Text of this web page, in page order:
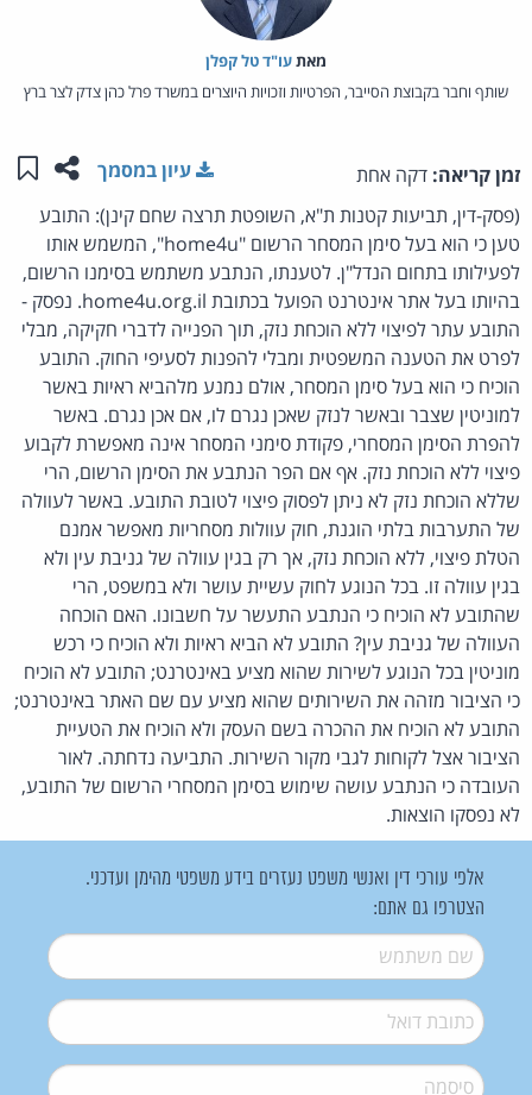
מאת‏עו"ד טל קפלן
שותף וחבר בקבוצת הסייבר, הפרטיות וזכויות היוצרים במשרד פרל כהן צדק לצר ברץ
זמן קריאה: דקה אחת שתפו
עיון במסמך
(פסק-דין, תביעות קטנות ת"א, השופטת תרצה שחם קינן): התובע
טען כי הוא בעל סימן המסחר הרשום "home4u", המשמש אותו
לפעילותו בתחום הנדל"ן. לטענתו, הנתבע משתמש בסימנו הרשום,
בהיותו בעל אתר אינטרנט הפועל בכתובת home4u.org.il. נפסק -
התובע עתר לפיצוי ללא הוכחת נזק, תוך הפנייה לדברי חקיקה, מבלי
לפרט את הטענה המשפטית ומבלי להפנות לסעיפי החוק. התובע
הוכיח כי הוא בעל סימן המסחר, אולם נמנע מלהביא ראיות באשר
למוניטין שצבר ובאשר לנזק שאכן נגרם לו, אם אכן נגרם. באשר
להפרת הסימן המסחרי, פקודת סימני המסחר אינה מאפשרת לקבוע
פיצוי ללא הוכחת נזק. אף אם הפר הנתבע את הסימן הרשום, הרי
שללא הוכחת נזק לא ניתן לפסוק פיצוי לטובת התובע. באשר לעוולה
של התערבות בלתי הוגנת, חוק עוולות מסחריות מאפשר אמנם
הטלת פיצוי, ללא הוכחת נזק, אך רק בגין עוולה של גניבת עין ולא
בגין עוולה זו. בכל הנוגע לחוק עשיית עושר ולא במשפט, הרי
שהתובע לא הוכיח כי הנתבע התעשר על חשבונו. האם הוכחה
העוולה של גניבת עין? התובע לא הביא ראיות ולא הוכיח כי רכש
מוניטין בכל הנוגע לשירות שהוא מציע באינטרנט; התובע לא הוכיח
כי הציבור מזהה את השירותים שהוא מציע עם שם האתר באינטרנט;
התובע לא הוכיח את ההכרה בשם העסק ולא הוכיח את הטעיית
הציבור אצל לקוחות לגבי מקור השירות. התביעה נדחתה. לאור
העובדה כי הנתבע עושה שימוש בסימן המסחרי הרשום של התובע,
לא נפסקו הוצאות.
אלפי עורכי דין ואנשי משפט נעזרים בידע משפטי מהימן ועדכני.
הצטרפו גם אתם:
שם משתמש*
דואל*
סיסמה*